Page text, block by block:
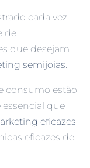
cada vez
de
que desejam
semijoias.
consumo estão
essencial que
eficazes
eficazes de